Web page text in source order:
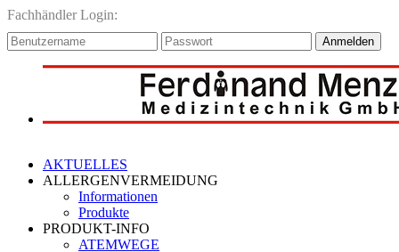
Fachhändler Login:
Anmelden
AKTUELLES
ALLERGENVERMEIDUNG
Informationen
Produkte
PRODUKT-INFO
ATEMWEGE